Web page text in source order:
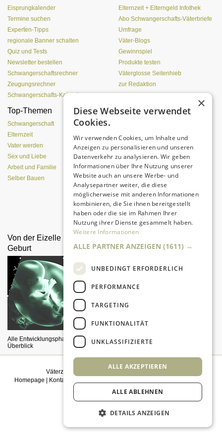
Eisprungkalender
Termine suchen
Experten-Tipps
regionale Banner schalten
Quiz und Tests
Newsletter bestellen
Schwangerschaftsrechner
Zeugungsrechner
Schwangerschafts-Kalender
Elternzeit + Elterngeld Infothek
Abo Schwangerschafts-Väterbriefe
Umfrage
Väter-Blogs
Gewinnspiel
Produkte testen
Väterglosse Seitenhieb
zur Redaktion
Top-Themen
Schwangerschaft
Elternzeit
Vater werden
Sex und Liebe
Arbeit und Familie
Selber Bauen
Einen Lehmofen
Da sind Kinder mit Begeisterung
dabei.
Von der Eizelle bis zur
Geburt
Alle Entwicklungsphasen im
Überblick
bauen
Erst Kommode, später Spieltisch
Väterzeit weiterempfehlen
Homepage
Kontakt
Einwilligungsmanagement
×
Diese Webseite verwendet
Cookies.
Wir verwenden Cookies, um Inhalte und
Anzeigen zu personalisieren und unseren
Datenverkehr zu analysieren. Wir geben
Informationen über Ihre Nutzung unserer
Website auch an unsere Werbe- und
Analysepartner weiter, die diese
möglicherweise mit anderen Informationen
kombinieren, die Sie ihnen bereitgestellt
haben oder die sie im Rahmen Ihrer
Nutzung ihrer Dienste gesammelt haben.
Weitere Informationen
ALLE PARTNER ANZEIGEN (1611) →
UNBEDINGT ERFORDERLICH
PERFORMANCE
TARGETING
FUNKTIONALITÄT
UNKLASSIFIZIERTE
ALLE AKZEPTIEREN
ALLE ABLEHNEN
DETAILS ANZEIGEN